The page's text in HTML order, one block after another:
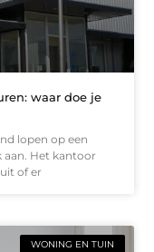
waar doe je
lopen op een
Het kantoor
of er
WONING EN TUIN